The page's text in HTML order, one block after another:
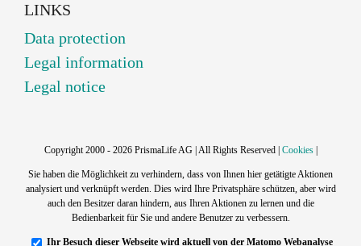
LINKS
Data protection
Legal information
Legal notice
Copyright 2000 - 2026 PrismaLife AG | All Rights Reserved | Cookies|
Sie haben die Möglichkeit zu verhindern, dass von Ihnen hier getätigte Aktionen
analysiert und verknüpft werden. Dies wird Ihre Privatsphäre schützen, aber wird
auch den Besitzer daran hindern, aus Ihren Aktionen zu lernen und die
Bedienbarkeit für Sie und andere Benutzer zu verbessern.
Ihr Besuch dieser Webseite wird aktuell von der Matomo Webanalyse